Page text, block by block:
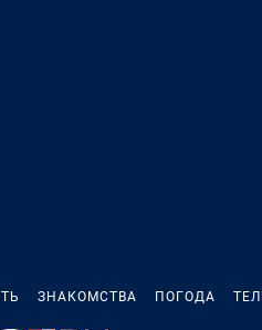
ЗНАКОМСТВА ПОГОДА